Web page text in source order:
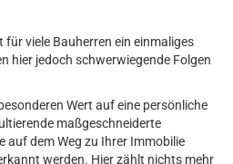
für viele Bauherren ein einmaliges
hier jedoch schwerwiegende Folgen
Wert auf eine persönliche
maßgeschneiderte
auf dem Weg zu Ihrer Immobilie
werden. Hier zählt nichts mehr